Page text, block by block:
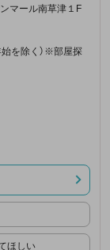
マール南草津１F
始を除く）※部屋探
ほしい